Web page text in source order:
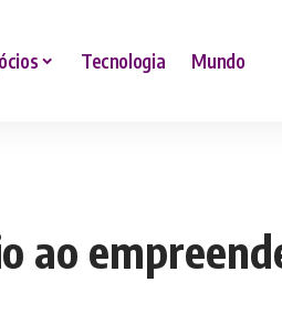
Tecnologia Mundo
ao